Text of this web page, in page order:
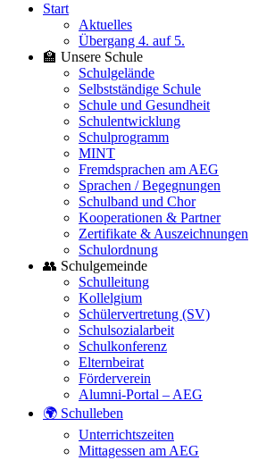
Start
Aktuelles
Übergang 4. auf 5.
🏫 Unsere Schule
Schulgelände
Selbstständige Schule
Schule und Gesundheit
Schulentwicklung
Schulprogramm
MINT
Fremdsprachen am AEG
Sprachen / Begegnungen
Schulband und Chor
Kooperationen & Partner
Zertifikate & Auszeichnungen
Schulordnung
👥 Schulgemeinde
Schulleitung
Kollelgium
Schülervertretung (SV)
Schulsozialarbeit
Schulkonferenz
Elternbeirat
Förderverein
Alumni-Portal – AEG
🌍 Schulleben
Unterrichtszeiten
Mittagessen am AEG